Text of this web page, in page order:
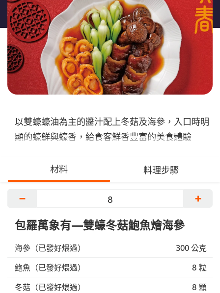
以雙蠔蠔油為主的醬汁配上冬菇及海參，入口時明
顯的蠔鮮與蠔香，給食客鮮香豐富的美食體驗
材料 料理步驟
− +
包羅萬象有—雙蠔冬菇鮑魚燴海參
海參（已發好煨過）
300 公克
鮑魚（已發好煨過）
8 粒
冬菇（已發好煨過）
8 顆